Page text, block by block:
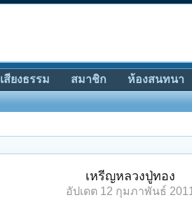
เหรีญหลวงปู่ทอง
อัปเดต 12 กุมภาพันธ์ 2011
เสียงธรรม สมาชิก ห้องสนทนา